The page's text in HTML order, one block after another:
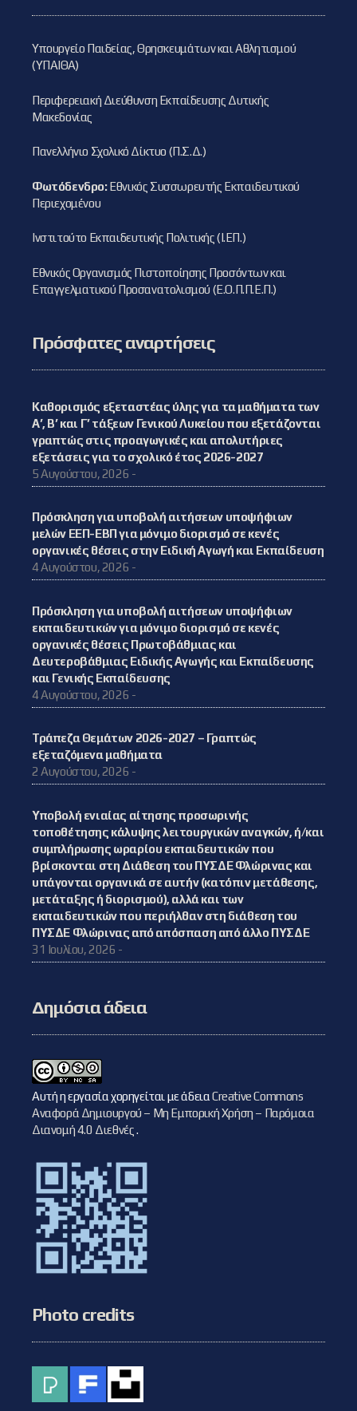
Υπουργείο Παιδείας, Θρησκευμάτων και Αθλητισμού
(ΥΠΑΙΘΑ)
Περιφερειακή Διεύθυνση Εκπαίδευσης Δυτικής
Μακεδονίας
Πανελλήνιο Σχολικό Δίκτυο (Π.Σ.Δ.)
Φωτόδενδρο:Εθνικός Συσσωρευτής Εκπαιδευτικού
Περιεχομένου
Ινστιτούτο Εκπαιδευτικής Πολιτικής (Ι.ΕΠ.)
Εθνικός Οργανισμός Πιστοποίησης Προσόντων και
Επαγγελματικού Προσανατολισμού (Ε.Ο.Π.Π.Ε.Π.)
Πρόσφατες αναρτήσεις
Καθορισμός εξεταστέας ύλης για τα μαθήματα των
Α’, Β’ και Γ’ τάξεων Γενικού Λυκείου που εξετάζονται
γραπτώς στις προαγωγικές και απολυτήριες
εξετάσεις για το σχολικό έτος 2026-2027
5 Αυγούστου, 2026 -
Πρόσκληση για υποβολή αιτήσεων υποψήφιων
μελών ΕΕΠ-ΕΒΠ για μόνιμο διορισμό σε κενές
οργανικές θέσεις στην Ειδική Αγωγή και Εκπαίδευση
4 Αυγούστου, 2026 -
Πρόσκληση για υποβολή αιτήσεων υποψήφιων
εκπαιδευτικών για μόνιμο διορισμό σε κενές
οργανικές θέσεις Πρωτοβάθμιας και
Δευτεροβάθμιας Ειδικής Αγωγής και Εκπαίδευσης
και Γενικής Εκπαίδευσης
4 Αυγούστου, 2026 -
Τράπεζα Θεμάτων 2026-2027 – Γραπτώς
εξεταζόμενα μαθήματα
2 Αυγούστου, 2026 -
Υποβολή ενιαίας αίτησης προσωρινής
τοποθέτησης κάλυψης λειτουργικών αναγκών, ή/και
συμπλήρωσης ωραρίου εκπαιδευτικών που
βρίσκονται στη Διάθεση του ΠΥΣΔΕ Φλώρινας και
υπάγονται οργανικά σε αυτήν (κατόπιν μετάθεσης,
μετάταξης ή διορισμού), αλλά και των
εκπαιδευτικών που περιήλθαν στη διάθεση του
ΠΥΣΔΕ Φλώρινας από απόσπαση από άλλο ΠΥΣΔΕ
31 Ιουλίου, 2026 -
Δημόσια άδεια
Αυτή η εργασία χορηγείται με άδειαCreative Commons
Αναφορά Δημιουργού – Μη Εμπορική Χρήση – Παρόμοια
Διανομή 4.0 Διεθνές.
Photo credits